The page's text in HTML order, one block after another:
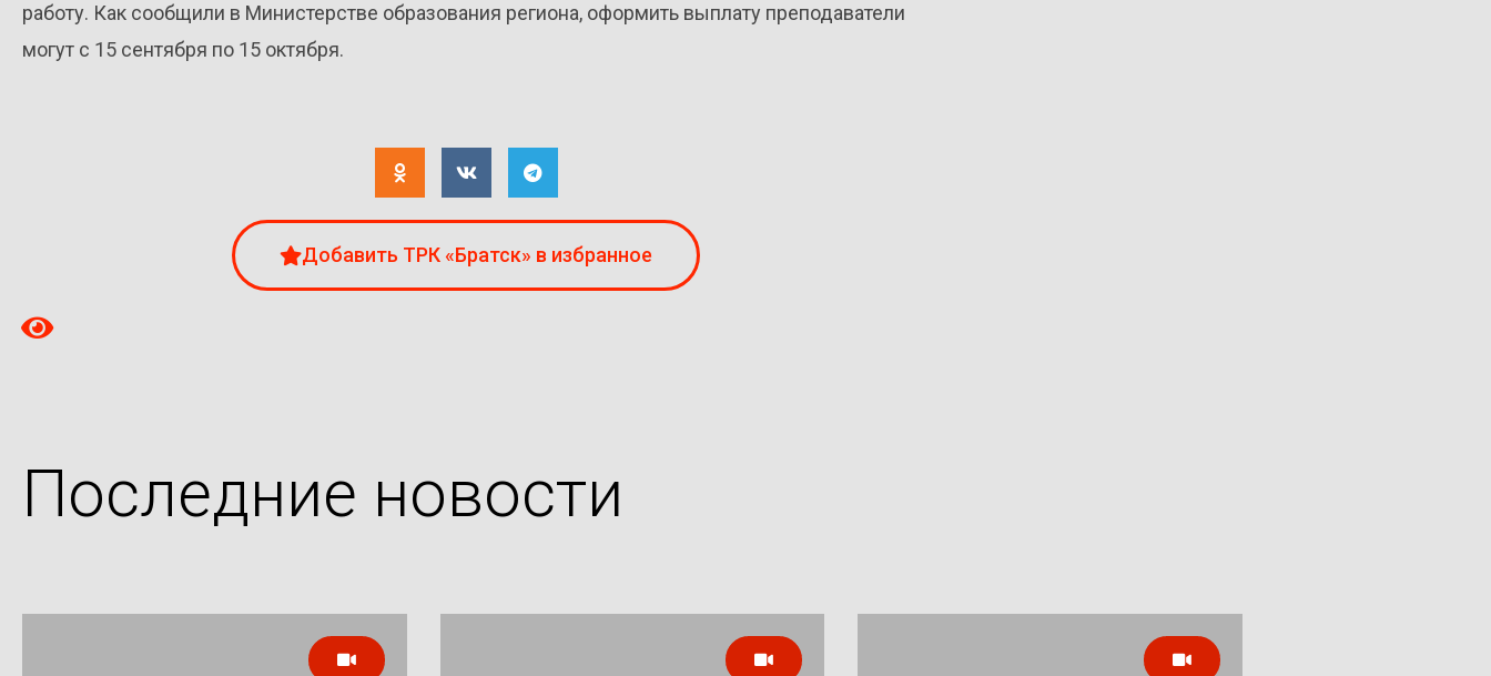
работу. Как сообщили в Министерстве образования региона, оформить выплату преподаватели
могут с 15 сентября по 15 октября.
Добавить ТРК «Братск» в избранное
Последние новости